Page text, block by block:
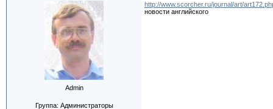
Admin
Группа: Администраторы
http://www.scorcher.ru/journal/art/
новости английского